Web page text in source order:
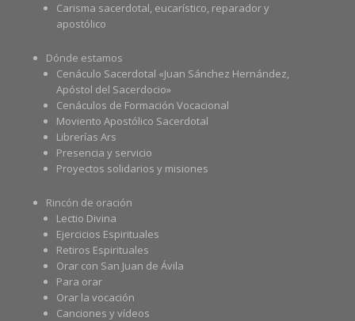
Carisma sacerdotal, eucarístico, reparador y
apostólico
Dónde estamos
Cenáculo Sacerdotal «Juan Sánchez Hernández,
Apóstol del Sacerdocio»
Cenáculos de Formación Vocacional
Moviento Apostólico Sacerdotal
Librerías Ars
Presencia y servicio
Proyectos solidarios y misiones
Rincón de oración
Lectio Divina
Ejercicios Espirituales
Retiros Espirituales
Orar con San Juan de Ávila
Para orar
Orar la vocación
Canciones y vídeos